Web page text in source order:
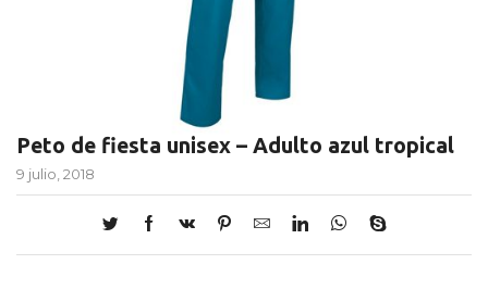
Peto de fiesta unisex – Adulto azul tropical
9 julio, 2018